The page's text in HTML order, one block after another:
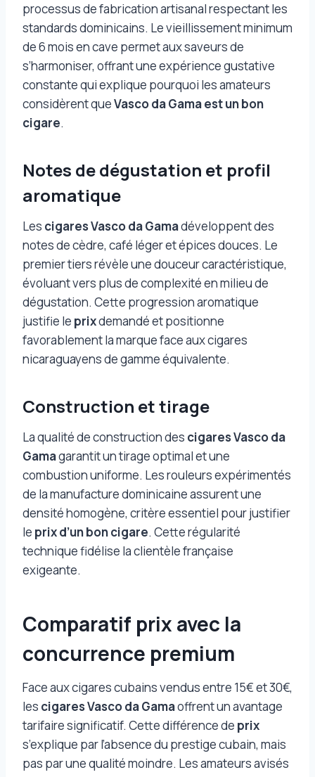
processus de fabrication artisanal respectant les
standards dominicains. Le vieillissement minimum
de 6 mois en cave permet aux saveurs de
s’harmoniser, offrant une expérience gustative
constante qui explique pourquoi les amateurs
considèrent queVasco da Gama est un bon
cigare.
Notes de dégustation et profil
aromatique
Les cigares Vasco da Gamadéveloppent des
notes de cèdre, café léger et épices douces. Le
premier tiers révèle une douceur caractéristique,
évoluant vers plus de complexité en milieu de
dégustation. Cette progression aromatique
justifie le prixdemandé et positionne
favorablement la marque face aux cigares
nicaraguayens de gamme équivalente.
Construction et tirage
La qualité de construction des cigares Vasco da
Gamagarantit un tirage optimal et une
combustion uniforme. Les rouleurs expérimentés
de la manufacture dominicaine assurent une
densité homogène, critère essentiel pour justifier
le prix d’un bon cigare. Cette régularité
technique fidélise la clientèle française
exigeante.
Comparatif prix avec la
concurrence premium
Face aux cigares cubains vendus entre 15€ et 30€,
les cigares Vasco da Gamaoffrent un avantage
tarifaire significatif. Cette différence de prix
s’explique par l’absence du prestige cubain, mais
pas par une qualité moindre. Les amateurs avisés